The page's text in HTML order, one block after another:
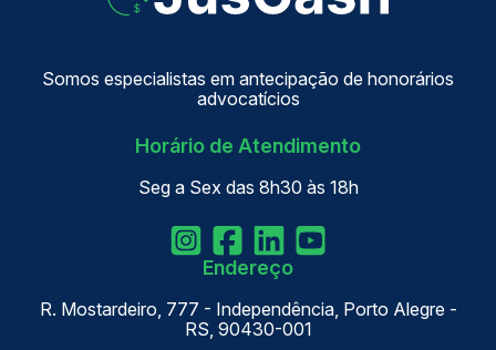
Somos especialistas em antecipação de honorários
advocatícios
Horário de Atendimento
Seg a Sex das 8h30 às 18h
Endereço
R. Mostardeiro, 777 - Independência, Porto Alegre -
RS, 90430-001